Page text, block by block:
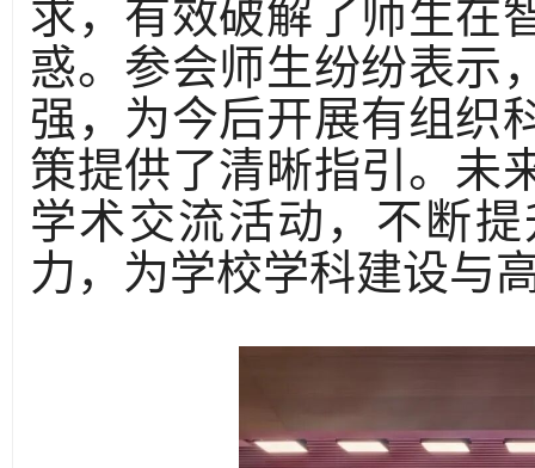
求，有效破解了师生在
惑。参会师生纷纷表示
强，为今后开展有组织
策提供了清晰指引。未
学术交流活动，不断
力，为学校学科建设与